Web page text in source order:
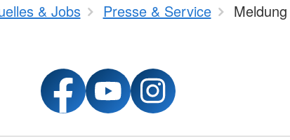
& Jobs Presse & Service Meldung